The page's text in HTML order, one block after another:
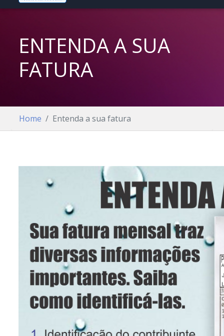
ENTENDA A SUA
FATURA
Home Entenda a sua fatura